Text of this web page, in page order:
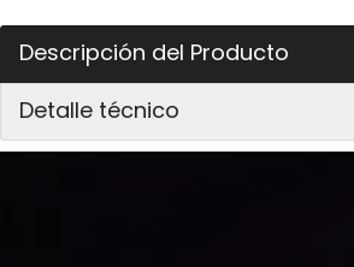
Descripción del Producto
Detalle técnico